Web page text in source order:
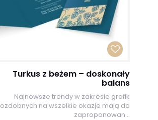
Turkus z beżem – doskonały
balans
Najnowsze trendy w zakresie grafik
ozdobnych na wszelkie okazje mają do
zaproponowan...